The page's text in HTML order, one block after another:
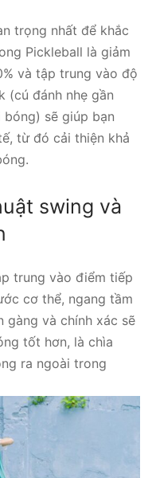
trọng nhất để khắc
Pickleball là giảm
và tập trung vào độ
(cú đánh nhẹ gần
sẽ giúp bạn
từ đó cải thiện khả
swing và
trung vào điểm tiếp
cơ thể, ngang tầm
gàng và chính xác sẽ
tốt hơn, là chìa
ra ngoài trong